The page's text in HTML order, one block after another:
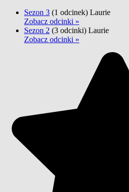
Sezon 3 (1 odcinek) Laurie
Zobacz odcinki »
Sezon 2 (3 odcinki) Laurie
Zobacz odcinki »